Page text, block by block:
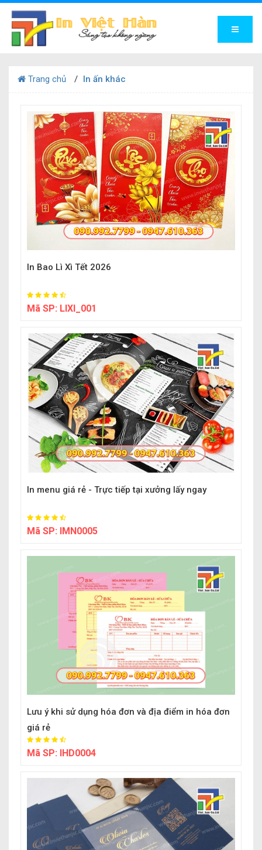
Trang chủ In ấn khác
In Bao Lì Xì Tết 2026
Mã SP: LIXI_001
In menu giá rẻ - Trực tiếp tại xưởng lấy ngay
Mã SP: IMN0005
Lưu ý khi sử dụng hóa đơn và địa điểm in hóa đơn
giá rẻ
Mã SP: IHD0004